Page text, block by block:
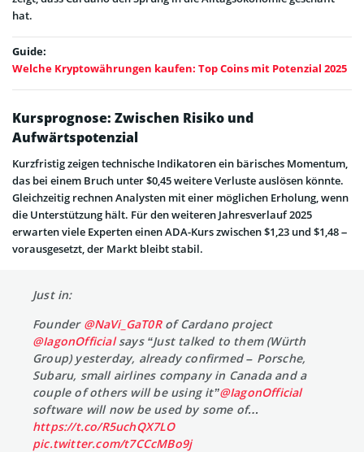
hat.
Guide:
Welche Kryptowährungen kaufen: Top Coins mit Potenzial 2025
Kursprognose: Zwischen Risiko und
Aufwärtspotenzial
Kurzfristig zeigen technische Indikatoren ein bärisches Momentum,
das bei einem Bruch unter $0,45 weitere Verluste auslösen könnte.
Gleichzeitig rechnen Analysten mit einer möglichen Erholung, wenn
die Unterstützung hält. Für den weiteren Jahresverlauf 2025
erwarten viele Experten einen ADA-Kurs zwischen $1,23 und $1,48 –
vorausgesetzt, der Markt bleibt stabil.
Just in:
Founder @NaVi_GaT0Rof Cardano project
@IagonOfficialsays “Just talked to them (Würth
Group) yesterday, already confirmed – Porsche,
Subaru, small airlines company in Canada and a
couple of others will be using it”@IagonOfficial
software will now be used by some of…
https://t.co/R5uchQX7LO
pic.twitter.com/t7CCcMBo9j